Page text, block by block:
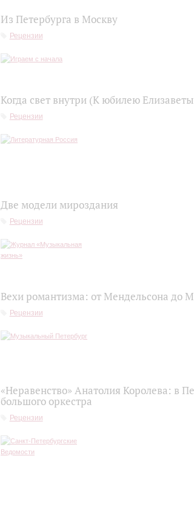
Из Петербурга в Москву
Рецензии
Когда свет внутри (К юбилею
Рецензии
Две модели мироздания
Рецензии
Вехи романтизма: от Мендельсона до
Рецензии
«Неравенство» Анатолия Королева: в
большого оркестра
Рецензии